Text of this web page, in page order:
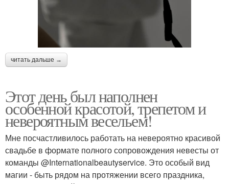
читать дальше →
Этот день был наполнен
особенной красотой, трепетом и
невероятным весельем!
Мне посчастливилось работать на невероятно красивой
свадьбе в формате полного сопровождения невесты от
команды @Internationalbeautyservice. Это особый вид
магии - быть рядом на протяжении всего праздника,